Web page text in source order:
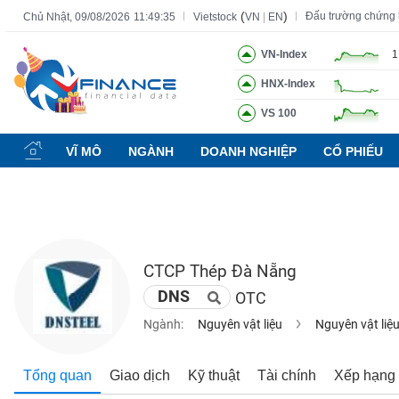
Chủ Nhật, 09/08/2026 11:49:36 Vietstock (VN EN) Đấu trường chứng
VN-Index
HNX-Index
VS 100
VĨ MÔ NGÀNH DOANH NGHIỆP CỔ PHIẾU
CTCP Thép Đà Nẵng
DNS OTC
Ngành: Nguyên vật liệu Nguyên vật liệu
Tổng quan Giao dịch Kỹ thuật Tài chính Xếp hạng
Tất cả Tính năng Ngành Mã chứng khoán Lãnh đạo
Tính
năng
(-)
CHỨNG
KHOÁN
NGHIỆP